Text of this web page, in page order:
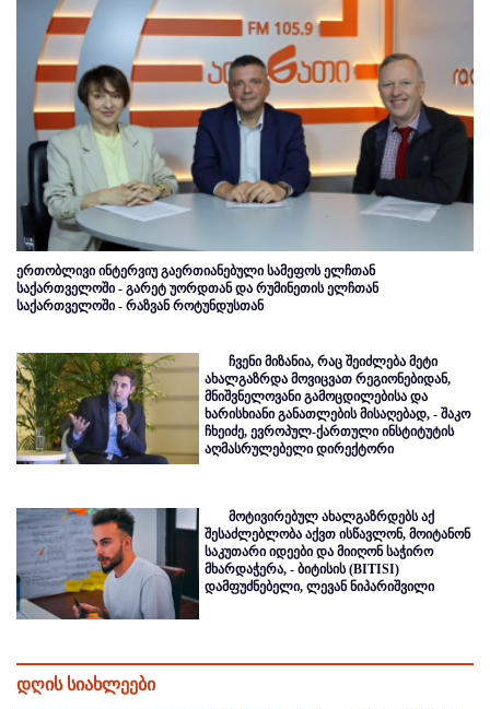
ერთობლივი ინტერვიუ გაერთიანებული სამეფოს ელჩთან
საქართველოში - გარეტ უორდთან და რუმინეთის ელჩთან
საქართველოში - რაზვან როტუნდუსთან
ჩვენი მიზანია, რაც შეიძლება მეტი
ახალგაზრდა მოვიცვათ რეგიონებიდან,
მნიშვნელოვანი გამოცდილებისა და
ხარისხიანი განათლების მისაღებად, - შაკო
ჩხეიძე, ევროპულ-ქართული ინსტიტუტის
აღმასრულებელი დირექტორი
მოტივირებულ ახალგაზრდებს აქ
შესაძლებლობა აქვთ ისწავლონ, მოიტანონ
საკუთარი იდეები და მიიღონ საჭირო
მხარდაჭერა, - ბიტისის (BITISI)
დამფუძნებელი, ლევან ნიპარიშვილი
დღის სიახლეები